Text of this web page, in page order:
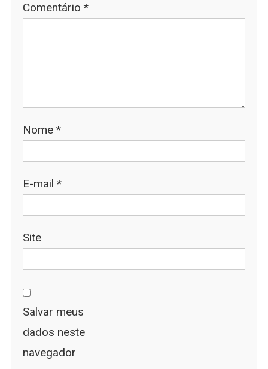
Comentário *
Nome *
E-mail *
Site
Salvar meus
dados neste
navegador